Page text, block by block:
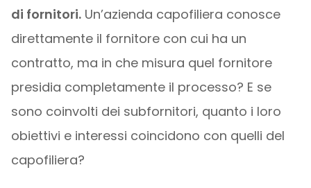
di fornitori.Un’azienda capofiliera conosce
direttamente il fornitore con cui ha un
contratto, ma in che misura quel fornitore
presidia completamente il processo? E se
sono coinvolti dei subfornitori, quanto i loro
obiettivi e interessi coincidono con quelli del
capofiliera?